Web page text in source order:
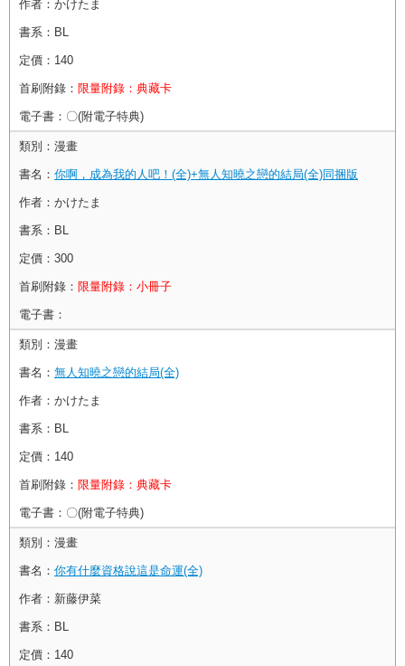
作者： かけたま
書系： BL
定價： 140
首刷附錄： 限量附錄：典藏卡
電子書： 〇(附電子特典)
類別： 漫畫
書名： 你啊，成為我的人吧！(全)+無人知曉之戀的結局(全)同捆版
作者： かけたま
書系： BL
定價： 300
首刷附錄： 限量附錄：小冊子
電子書：
類別： 漫畫
書名： 無人知曉之戀的結局(全)
作者： かけたま
書系： BL
定價： 140
首刷附錄： 限量附錄：典藏卡
電子書： 〇(附電子特典)
類別： 漫畫
書名： 你有什麼資格說這是命運(全)
作者： 新藤伊菜
書系： BL
定價： 140